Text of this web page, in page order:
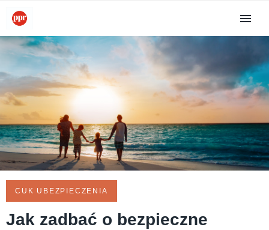
CUK UBEZPIECZENIA
Jak zadbać o bezpieczne